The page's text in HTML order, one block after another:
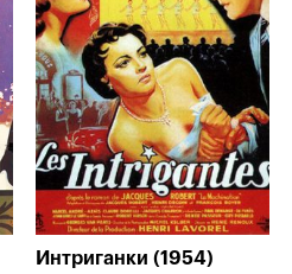
Интриганки (1954)